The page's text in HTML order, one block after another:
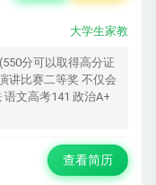
大学生家教
分可以取得高分证
讲比赛二等奖 不仅会
文高考141 政治A+
查看简历